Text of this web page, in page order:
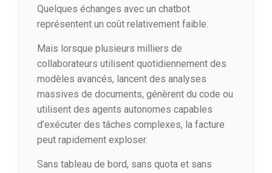
Quelques échanges avec un chatbot
représentent un coût relativement faible.
Mais lorsque plusieurs milliers de
collaborateurs utilisent quotidiennement des
modèles avancés, lancent des analyses
massives de documents, génèrent du code ou
utilisent des agents autonomes capables
d’exécuter des tâches complexes, la facture
peut rapidement exploser.
Sans tableau de bord, sans quota et sans